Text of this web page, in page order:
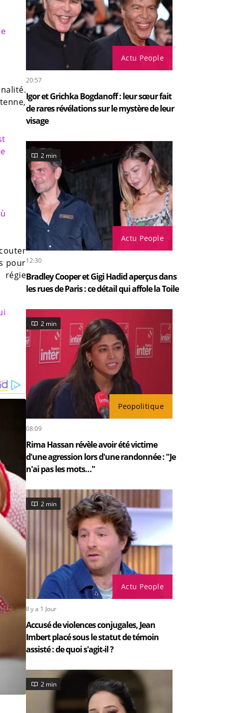
pour
régie
Actu People
20:57
Igor et Grichka Bogdanoff : leur sœur fait
de rares révélations sur le mystère de leur
visage
Actu People
2 min
12:30
Bradley Cooper et Gigi Hadid aperçus dans
les rues de Paris : ce détail qui affole la Toile
Peopolitique
2 min
08:09
Rima Hassan révèle avoir été victime
d'une agression lors d'une randonnée : "Je
n'ai pas les mots…"
Actu People
2 min
Il y a 1 Jour
Accusé de violences conjugales, Jean
Imbert placé sous le statut de témoin
assisté : de quoi s'agit-il ?
2 min